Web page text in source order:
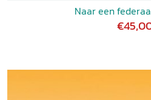
Naar een